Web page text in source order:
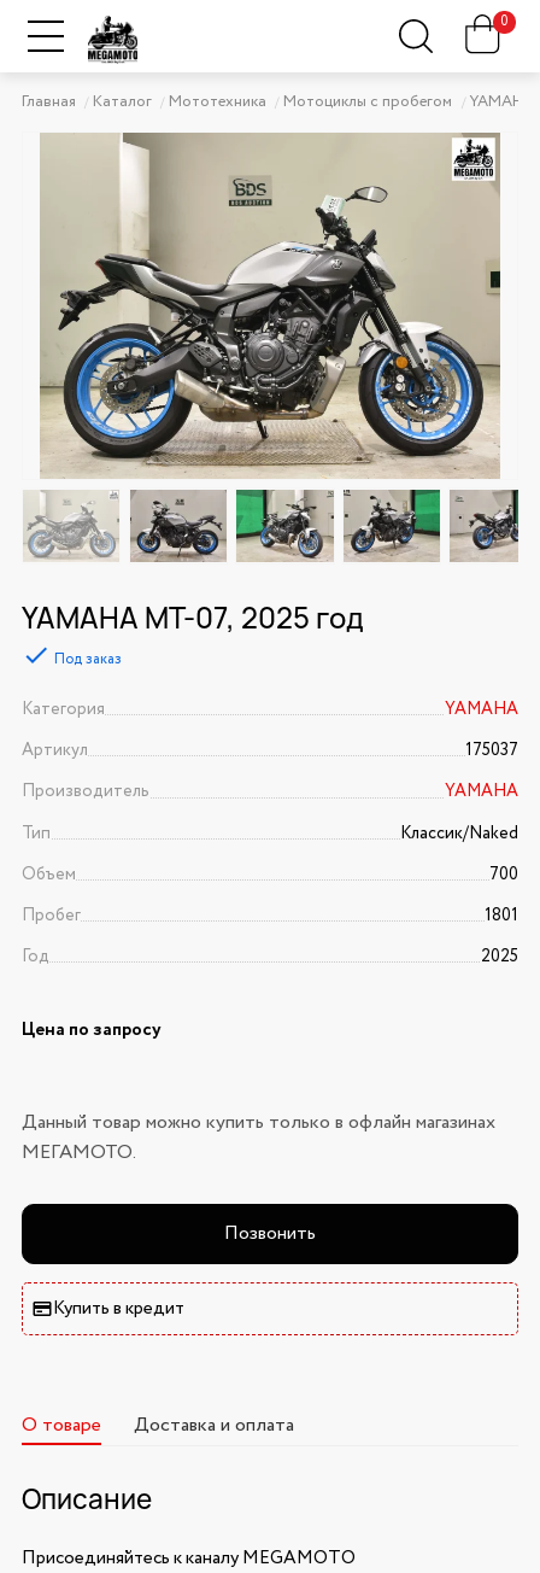
0
Главная Каталог Мототехника Мотоциклы с пробегом YAMAHA
YAMAHA MT-07, 2025 год
Под заказ
Категория
YAMAHA
Артикул
175037
Производитель
YAMAHA
Тип
Классик/Naked
Объем
700
Пробег
1801
Год
2025
Цена по запросу
Данный товар можно купить только в офлайн магазинах
МЕГАМОТО.
Позвонить
Купить в кредит
О товаре Доставка и оплата
Описание
Присоединяйтесь к каналу MEGAMOTO